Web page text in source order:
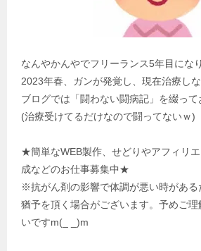
なんやかんやでフリーランス5年目にな
2023年春、ガンが発覚し、現在治療しな
ブログでは「闘わない闘病記」を綴って
(治療受けてるだけなので闘ってないｗ)
★簡単なWEB製作、せどりやアフィリ
成などのお仕事募集中★
※抗がん剤の影響で体調が悪い時がある
猶予を頂く場合がございます。予めご
いですm(_ _)m